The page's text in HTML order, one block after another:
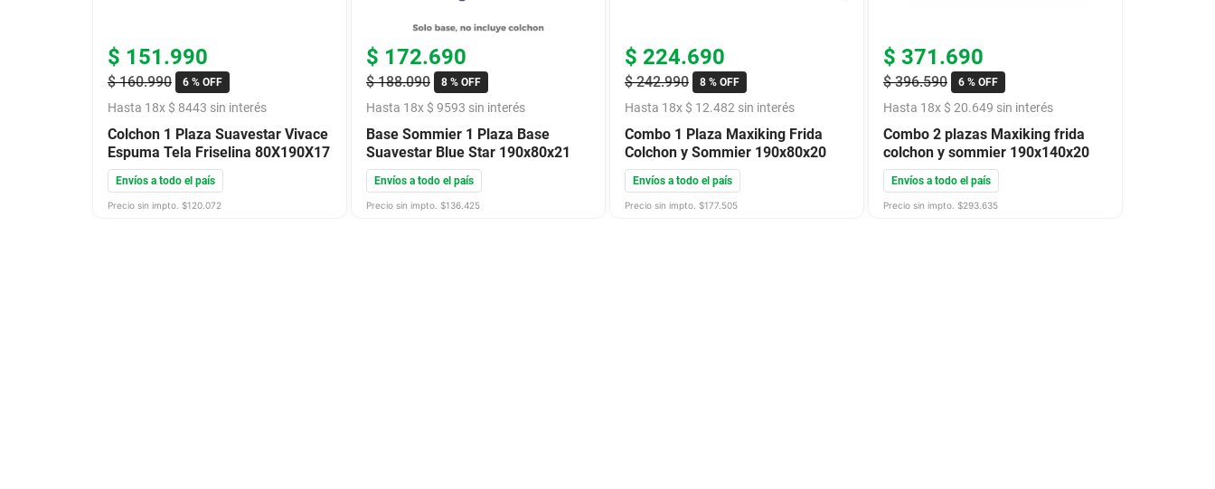
$ 151.990
$ 160.990 6 %OFF
Hasta 18x $ 8443 sin interés
Colchon 1 Plaza Suavestar Vivace
Espuma Tela Friselina 80X190X17
Envíos a todo el país
Precio sin impto. $120.072
$ 172.690
$ 188.090 8 %OFF
Hasta 18x $ 9593 sin interés
Base Sommier 1 Plaza Base
Suavestar Blue Star 190x80x21
Envíos a todo el país
Precio sin impto. $136.425
$ 224.690
$ 242.990 8 %OFF
Hasta 18x $ 12.482 sin interés
Combo 1 Plaza Maxiking Frida
Colchon y Sommier 190x80x20
Envíos a todo el país
Precio sin impto. $177.505
$ 371.690
$ 396.590 6 %OFF
Hasta 18x $ 20.649 sin interés
Combo 2 plazas Maxiking frida
colchon y sommier 190x140x20
Envíos a todo el país
Precio sin impto. $293.635